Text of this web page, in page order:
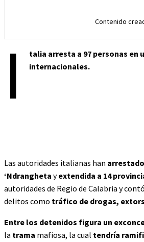
Contenido
I
talia arresta a 97 personas en
internacionales.
Las autoridades italianas han
‘Ndrangheta yextendida a 14
autoridades de Regio de Calabria y
delitos como tráfico de drogas,
Entre los detenidos figura un
la trama mafiosa, la cual tendría